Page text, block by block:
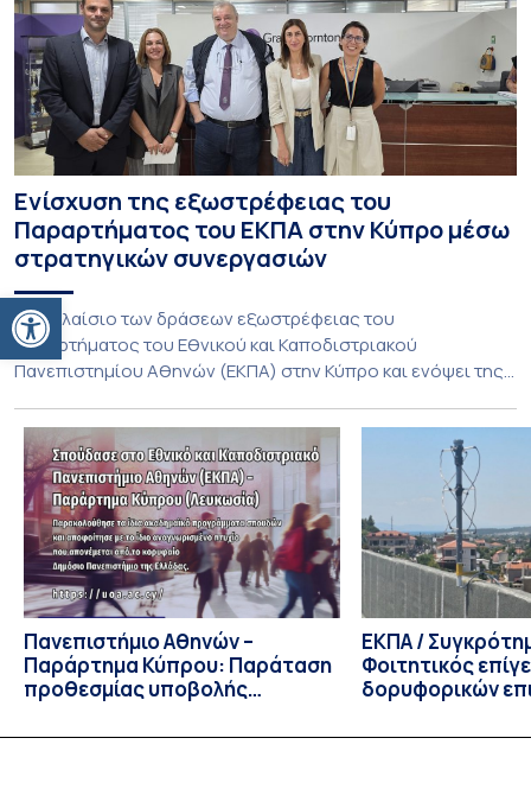
Ανοίξτε τη γραμμή εργαλείων
Ενίσχυση της εξωστρέφειας του
Παραρτήματος του ΕΚΠΑ στην Κύπρο μέσω
στρατηγικών συνεργασιών
Στο πλαίσιο των δράσεων εξωστρέφειας του
Παραρτήματος του Εθνικού και Καποδιστριακού
Πανεπιστημίου Αθηνών (ΕΚΠΑ) στην Κύπρο και ενόψει της
Τμήματος Οικονομικών Επιστημών και του Τμήματος
Διοίκησης Επιχειρήσεων και Οργανισμών τον Σεπτέμβριο
του 2026, ο Κοσμήτορας της Σχολής Οικονομικών και
Πολιτικών Επιστημών, Καθηγητής Νικόλαος Ηρειώτης, και ο
Πρόεδρος του Τμήματος […]
Πανεπιστήμιο Αθηνών –
Παράρτημα Κύπρου: Παράταση
προθεσμίας υποβολής
υποψηφίων
ΕΚΠΑ /
Φοιτητικός
δορυφορικών